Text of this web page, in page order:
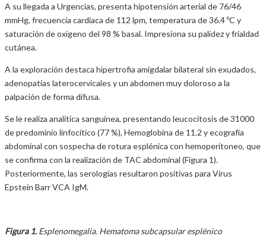
A su llegada a Urgencias, presenta hipotensión arterial de 76/46
mmHg, frecuencia cardiaca de 112 lpm, temperatura de 36.4 ºC y
saturación de oxígeno del 98 % basal. Impresiona su palidez y frialdad
cutánea.
A la exploración destaca hipertrofia amigdalar bilateral sin exudados,
adenopatías laterocervicales y un abdomen muy doloroso a la
palpación de forma difusa.
Se le realiza analítica sanguínea, presentando leucocitosis de 31000
de predominio linfocítico (77 %), Hemoglobina de 11.2 y ecografía
abdominal con sospecha de rotura esplénica con hemoperitoneo, que
se confirma con la realización de TAC abdominal (Figura 1).
Posteriormente, las serologías resultaron positivas para Virus
Epstein Barr VCA IgM.
Figura 1. Esplenomegalia. Hematoma subcapsular esplénico